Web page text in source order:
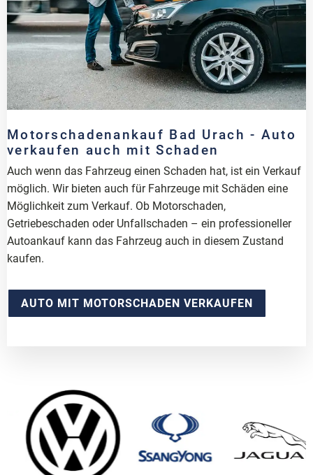
Motorschadenankauf Bad Urach - Auto
verkaufen auch mit Schaden
Auch wenn das Fahrzeug einen Schaden hat, ist ein Verkauf
möglich. Wir bieten auch für Fahrzeuge mit Schäden eine
Möglichkeit zum Verkauf. Ob Motorschaden,
Getriebeschaden oder Unfallschaden – ein professioneller
Autoankauf kann das Fahrzeug auch in diesem Zustand
kaufen.
AUTO MIT MOTORSCHADEN VERKAUFEN